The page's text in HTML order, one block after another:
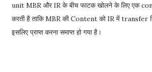
unit MBR और IR के बीच फाटक खोलने के लिए एक
करती है ताकि MBR की Content को IR में transfer
इसलिए प्राप्त करना समाप्त हो गया है।